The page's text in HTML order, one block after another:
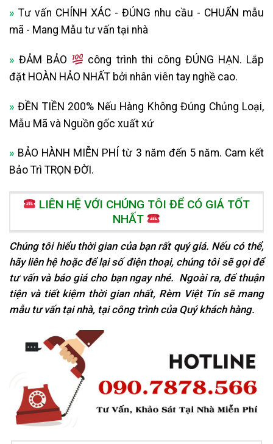
» Tư vấn CHÍNH XÁC - ĐÚNG nhu cầu - CHUẨN mẫu
mã - Mang Mẫu tư vấn tại nhà
»ĐẢM BẢO
công trình thi công ĐÚNG HẠN. Lắp
đặt HOÀN HẢO NHẤT bởi nhân viên tay nghề cao.
»ĐỀN TIỀN 200% Nếu Hàng Không Đúng Chủng Loại,
Mẫu Mã và Nguồn gốc xuất xứ
» BẢO HÀNH MIỄN PHÍ từ 3 năm đến 5 năm. Cam kết
Bảo Trì TRỌN ĐỜI.
LIÊN HỆ VỚI CHÚNG TÔI ĐỂ CÓ GIÁ TỐT
NHẤT
Chúng tôi hiểu thời gian của bạn rất quý giá. Nếu có thể,
hãy liên hệ hoặc để lại số điện thoại, chúng tôi sẽ gọi để
tư vấn và báo giá cho bạn ngay nhé. Ngoài ra, để thuận
tiện và tiết kiệm thời gian nhất, Rèm Việt Tín sẽ mang
mẫu tư vấn tại nhà, tạicông trình của Quý khách hàng.